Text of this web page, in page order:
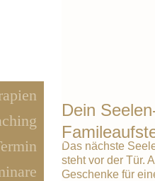
Dein
Das nächste
steht vor der Tür.
Geschenke für